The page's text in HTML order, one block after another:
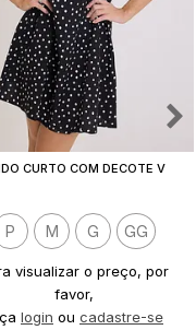
P M G GG
visualizar o preço, por
favor,
login ou cadastre-se